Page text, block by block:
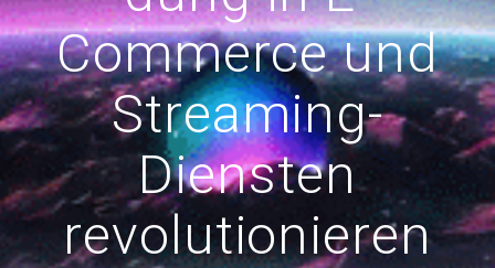
Commerce und
Streaming-
Diensten
revolutionieren